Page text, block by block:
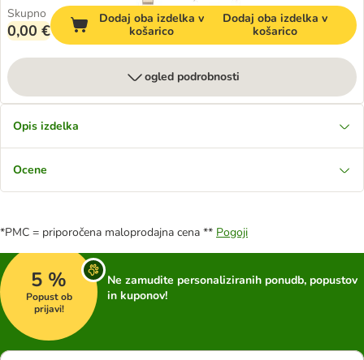
Skupno
0,00 €
Dodaj oba izdelka v
košarico
Dodaj oba izdelka v
košarico
ogled podrobnosti
Opis izdelka
Ocene
*PMC = priporočena maloprodajna cena ** Pogoji
5 %
Popust ob
prijavi!
Ne zamudite personaliziranih ponudb, popustov
in kuponov!